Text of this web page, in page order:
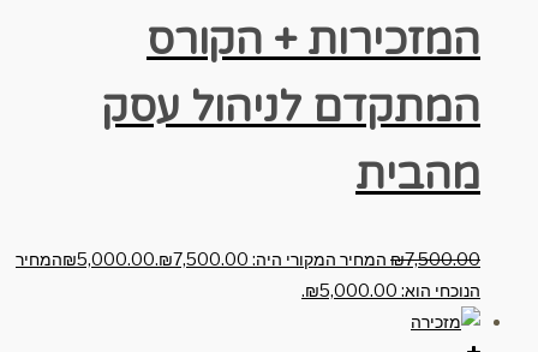
המזכירות + הקורס
המתקדם לניהול עסק
מהבית
₪7,500.00 המחיר המקורי היה: ₪7,500.00. ₪5,000.00
המחיר
הנוכחי הוא: ₪5,000.00.